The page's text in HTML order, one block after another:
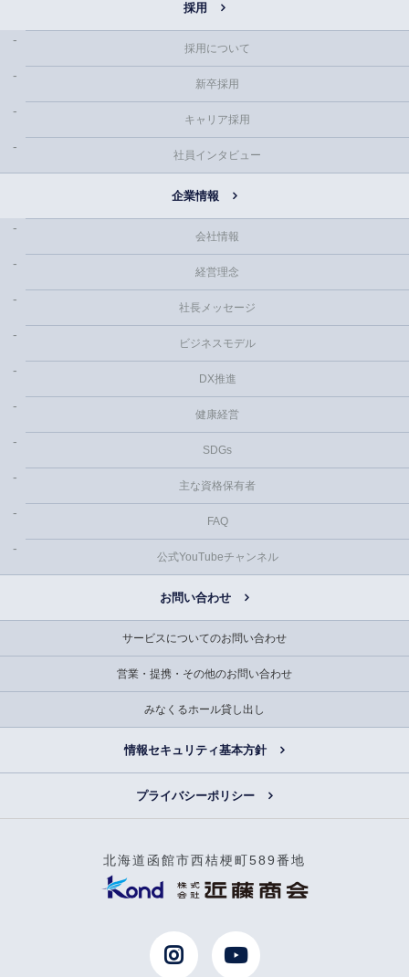
採用
採用について
新卒採用
キャリア採用
社員インタビュー
企業情報
会社情報
経営理念
社長メッセージ
ビジネスモデル
DX推進
健康経営
SDGs
主な資格保有者
FAQ
公式YouTubeチャンネル
お問い合わせ
サービスについてのお問い合わせ
営業・提携・その他のお問い合わせ
みなくるホール貸し出し
情報セキュリティ基本方針
プライバシーポリシー
北海道函館市西桔梗町589番地